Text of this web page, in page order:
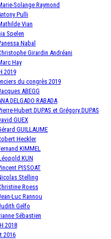
Solange Raymond
Pulli
Vian
Spelen
Nabal
Girardin Andréani
Hay
2019
du congrès 2019
ABEGG
DELGADO RABADA
Hubert DUPAS et Grégory DUPAS
GUEX
GUILLAUME
Heckler
KIMMEL
KUN
PISSOAT
Stelling
Roess
Luc Rannou
Gelfo
Sébastien
2018
2016